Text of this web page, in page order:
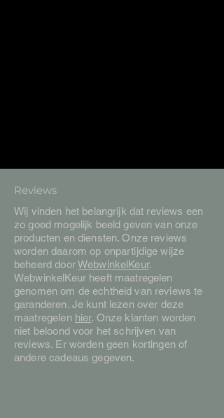
Reviews
Wij vinden het belangrijk dat reviews een
zo goed mogelijk beeld geven van onze
producten en diensten. Onze reviews
worden daarom op onpartijdige wijze
beheerd doorWebwinkelKeur.
WebwinkelKeur heeft maatregelen
genomen om de echtheid van reviews te
garanderen. Je kunt lezen over deze
maatregelen hier. Onze klanten worden
niet beloond voor het schrijven van
reviews. Er worden geen kortingen of
andere cadeaus gegeven.